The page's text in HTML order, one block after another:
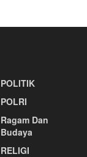
POLITIK
POLRI
Ragam Dan
Budaya
RELIGI